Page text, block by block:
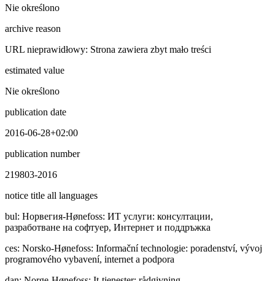
Nie określono
archive reason
URL nieprawidłowy: Strona zawiera zbyt mało treści
estimated value
Nie określono
publication date
2016-06-28+02:00
publication number
219803-2016
notice title all languages
bul: Норвегия-Hønefoss: ИТ услуги: консултации,
разработване на софтуер, Интернет и поддръжка
ces: Norsko-Hønefoss: Informační technologie: poradenství, vývoj
programového vybavení, internet a podpora